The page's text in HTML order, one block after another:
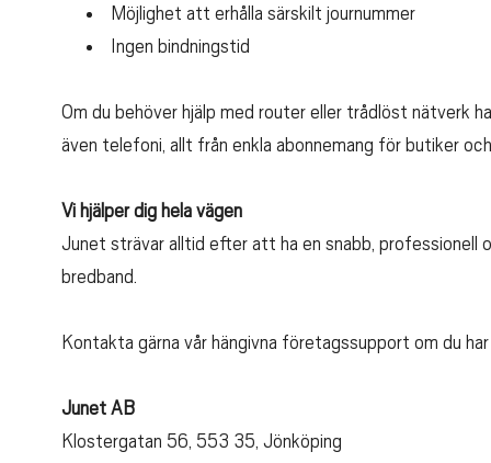
Möjlighet att erhålla särskilt journummer
Ingen bindningstid
Om du behöver hjälp med router eller trådlöst nätverk
även telefoni, allt från enkla abonnemang för butiker
Vi hjälper dig hela vägen
Junet strävar alltid efter att ha en snabb, professionell
bredband.
Kontakta gärna vår hängivna företagssupport om du
Junet AB
Klostergatan 56, 553 35, Jönköping